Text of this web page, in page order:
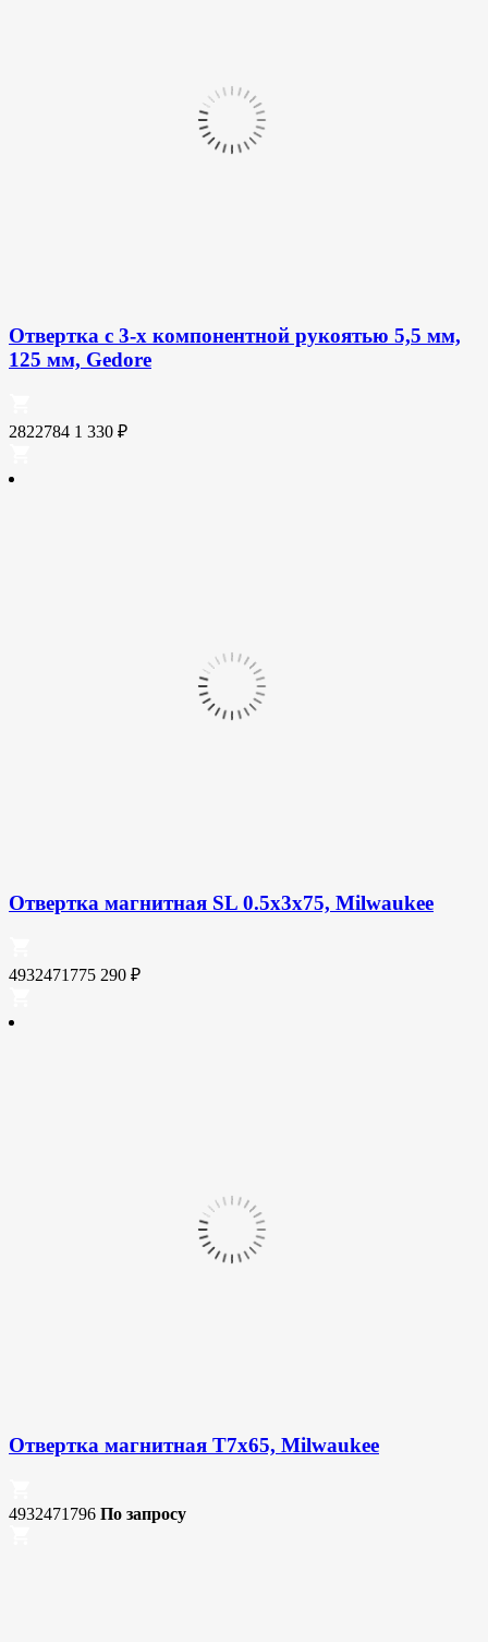
Отвертка с 3-х компонентной рукоятью 5,5 мм,
125 мм, Gedore
2822784 1 330 ₽
Отвертка магнитная SL 0.5x3x75, Milwaukee
4932471775 290 ₽
Отвертка магнитная T7x65, Milwaukee
4932471796 По запросу